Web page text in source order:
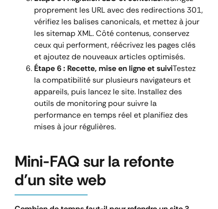
proprement les URL avec des redirections 301,
vérifiez les balises canonicals, et mettez à jour
les sitemap XML. Côté contenus, conservez
ceux qui performent, réécrivez les pages clés
et ajoutez de nouveaux articles optimisés.
Étape 6 : Recette, mise en ligne et suiviTestez
la compatibilité sur plusieurs navigateurs et
appareils, puis lancez le site. Installez des
outils de monitoring pour suivre la
performance en temps réel et planifiez des
mises à jour régulières.
Mini-FAQ sur la refonte
d’un site web